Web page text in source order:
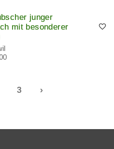
junger
mit besonderer
3 ›